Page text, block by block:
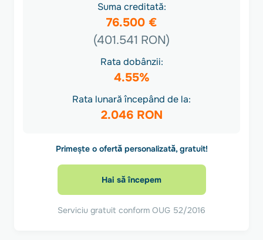
Suma creditată:
76.500 €
(401.541 RON)
Rata dobânzii:
4.55%
Rata lunară începând de la:
2.046 RON
Primește o ofertă personalizată, gratuit!
Hai să începem
Serviciu gratuit conform OUG 52/2016